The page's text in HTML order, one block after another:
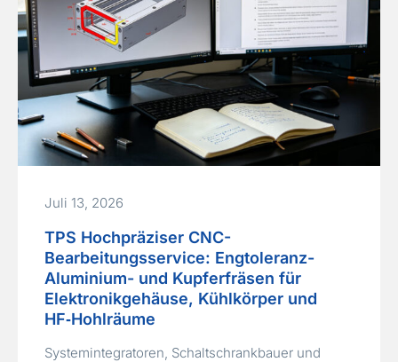
Juli 13, 2026
TPS Hochpräziser CNC-
Bearbeitungsservice: Engtoleranz-
Aluminium- und Kupferfräsen für
Elektronikgehäuse, Kühlkörper und
HF‑Hohlräume
Systemintegratoren, Schaltschrankbauer und